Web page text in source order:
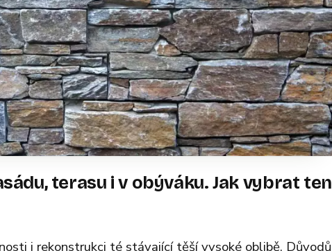
terasu i v obýváku. Jak vybrat ten
i rekonstrukci té stávající těší vysoké oblibě. Důvodů